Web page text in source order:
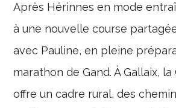
Après Hérinnes en mode
à une nouvelle course
avec Pauline, en pleine
marathon de Gand. À Gallaix, la
offre un cadre rural, des